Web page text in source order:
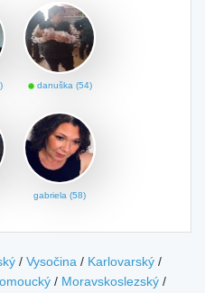
danuška (54)
gabriela (58)
/ Vysočina / Karlovarský /
/ Moravskoslezský /